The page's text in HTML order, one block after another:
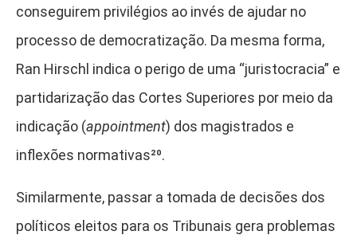
conseguirem privilégios ao invés de ajudar no
processo de democratização. Da mesma forma,
Ran Hirschl indica o perigo de uma “juristocracia” e
partidarização das Cortes Superiores por meio da
indicação (appointment) dos magistrados e
inflexões normativas²⁰.
Similarmente, passar a tomada de decisões dos
políticos eleitos para os Tribunais gera problemas